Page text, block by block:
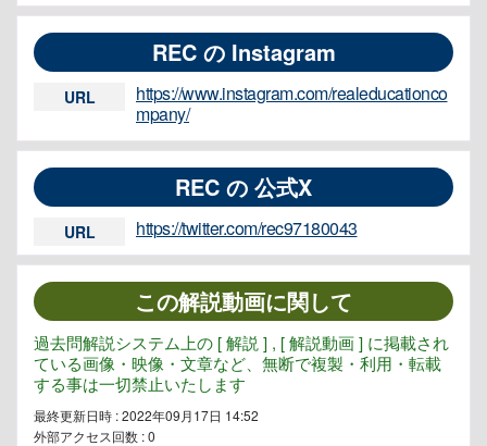
REC の Instagram
URL
https://www.instagram.com/realeducationco
mpany/
REC の 公式X
URL https://twitter.com/rec97180043
この解説動画に関して
過去問解説システム上の [ 解説 ] , [ 解説動画 ] に掲載され
ている画像・映像・文章など、無断で複製・利用・転載
する事は一切禁止いたします
最終更新日時 : 2022年09月17日 14:52
外部アクセス回数 :0